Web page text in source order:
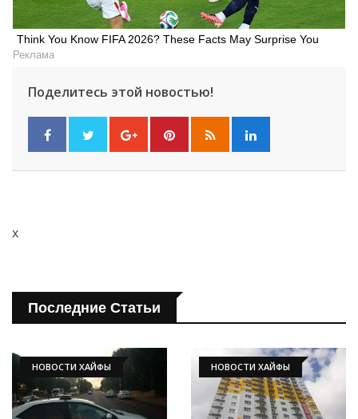
Think You Know FIFA 2026? These Facts May Surprise You
Реклама
Поделитесь этой новостью!
x
Последние Статьи
НОВОСТИ ХАЙФЫ НОВОСТИ ХАЙФЫ